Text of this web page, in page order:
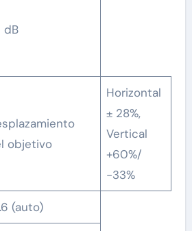
dB
objetivo
Horizontal
± 28%,
Vertical
+60%/
-33%
(auto)